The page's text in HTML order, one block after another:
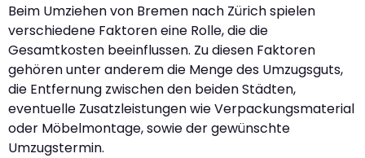
Beim Umziehen von Bremen nach Zürich spielen
verschiedene Faktoren eine Rolle, die die
Gesamtkosten beeinflussen. Zu diesen Faktoren
gehören unter anderem die Menge des Umzugsguts,
die Entfernung zwischen den beiden Städten,
eventuelle Zusatzleistungen wie Verpackungsmaterial
oder Möbelmontage, sowie der gewünschte
Umzugstermin.